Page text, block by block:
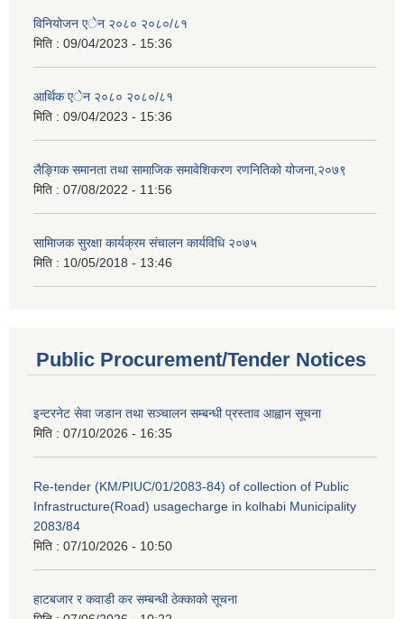
विनियोजन एेन २०८० २०८०/८१
मिति : 09/04/2023 - 15:36
आर्थिक एेन २०८० २०८०/८१
मिति : 09/04/2023 - 15:36
लैङ्गिक समानता तथा सामाजिक समावेशिकरण रणनितिको योजना,२०७९
मिति : 07/08/2022 - 11:56
सामािजक सुरक्षा कार्यक्रम संचालन कार्यविधि २०७५
मिति : 10/05/2018 - 13:46
Public Procurement/Tender Notices
इन्टरनेट सेवा जडान तथा सञ्चालन सम्बन्धी प्रस्ताव आह्वान सूचना
मिति : 07/10/2026 - 16:35
Re-tender (KM/PIUC/01/2083-84) of collection of Public
Infrastructure(Road) usagecharge in kolhabi Municipality
2083/84
मिति : 07/10/2026 - 10:50
हाटबजार र कवाडी कर सम्बन्धी ठेक्काको सूचना